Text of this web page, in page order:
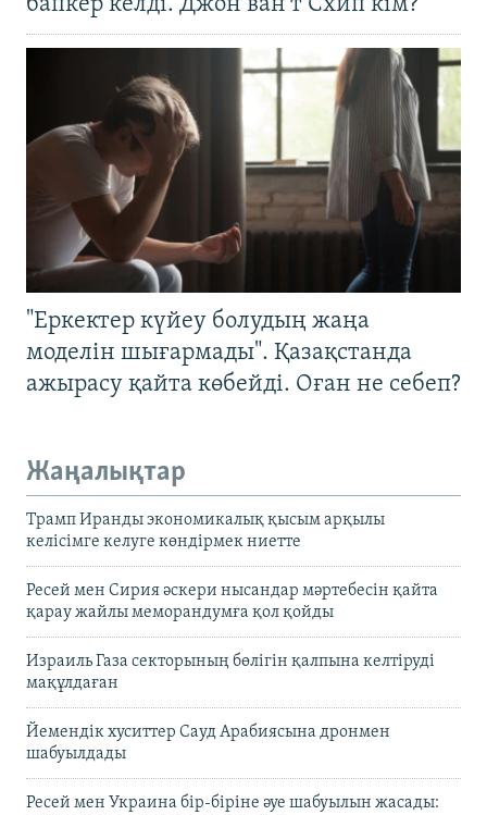
"Еркектер күйеу болудың жаңа
моделін шығармады". Қазақстанда
ажырасу қайта көбейді. Оған не себеп?
Жаңалықтар
Трамп Иранды экономикалық қысым арқылы
келісімге келуге көндірмек ниетте
Ресей мен Сирия әскери нысандар мәртебесін қайта
қарау жайлы меморандумға қол қойды
Израиль Газа секторының бөлігін қалпына келтіруді
мақұлдаған
Йемендік хуситтер Сауд Арабиясына дронмен
шабуылдады
Ресей мен Украина бір-біріне әуе шабуылын жасады: